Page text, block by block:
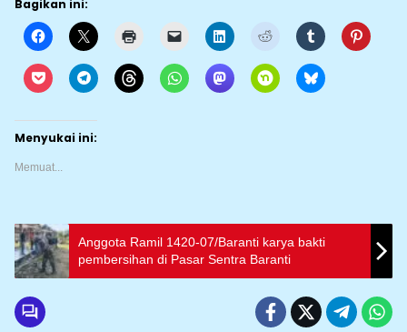
Bagikan ini:
Menyukai ini:
Memuat...
Anggota Ramil 1420-07/Baranti karya bakti
pembersihan di Pasar Sentra Baranti